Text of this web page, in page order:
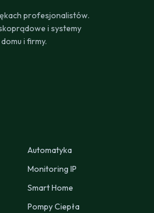
profesjonalistów.
i systemy
i firmy.
Automatyka
Monitoring IP
Smart Home
Pompy Ciepła